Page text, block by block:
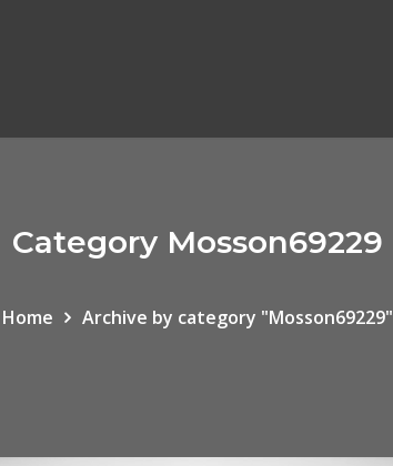
Category Mosson69229
Home Archive by category "Mosson69229"